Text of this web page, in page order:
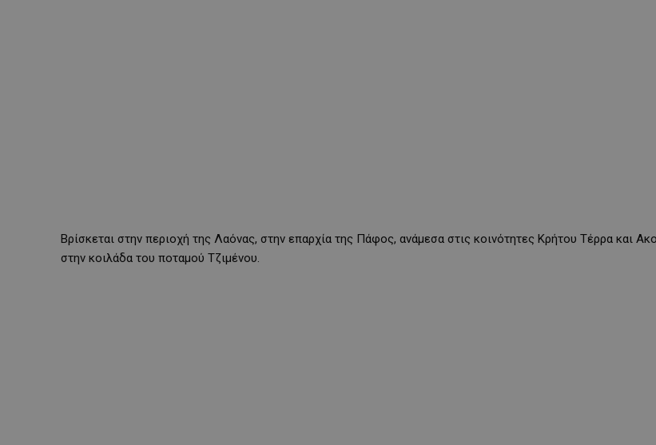
Βρίσκεται στην περιοχή της Λαόνας, στην επαρχία της Πάφος, ανάμεσα στις κοινότητες Κρήτου Τέρρα και
στην κοιλάδα του ποταμού Τζιμένου.